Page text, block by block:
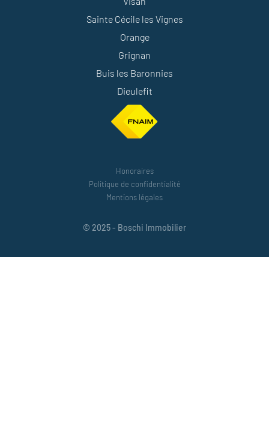
Sainte Cécile les Vignes
Orange
Grignan
Buis les Baronnies
Dieulefit
Honoraires
Politique de confidentialité
Mentions légales
© 2025 - Boschi Immobilier